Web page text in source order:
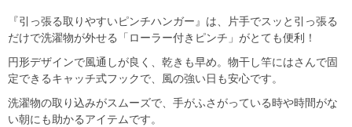
『引っ張る取りやすいピンチハンガー』は、片手でスッと引っ張る
だけで洗濯物が外せる「ローラー付きピンチ」がとても便利！
円形デザインで風通しが良く、乾きも早め。物干し竿にはさんで固
定できるキャッチ式フックで、風の強い日も安心です。
洗濯物の取り込みがスムーズで、手がふさがっている時や時間がな
い朝にも助かるアイテムです。